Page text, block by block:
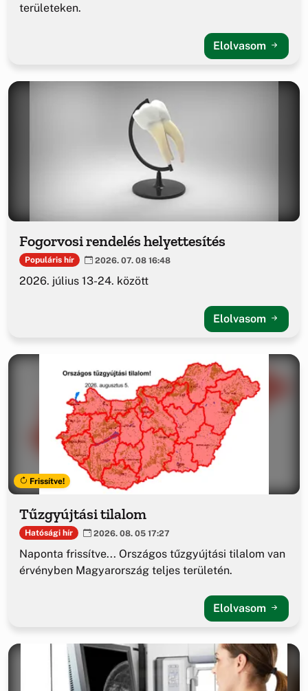
területeken.
Elolvasom
Fogorvosi rendelés helyettesítés
Populáris hír 2026. 07. 08 16:48
2026. július 13-24. között
Elolvasom
Frissítve!
Tűzgyújtási tilalom
Hatósági hír 2026. 08. 05 17:27
Naponta frissítve... Országos tűzgyújtási tilalom van
érvényben Magyarország teljes területén.
Elolvasom